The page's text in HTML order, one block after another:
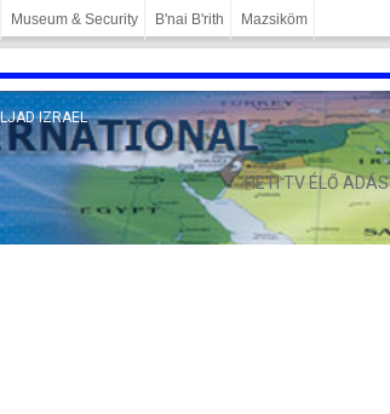
Museum & Security B'nai B'rith Mazsiköm
IZRAEL
HETI TV ÉLŐ ADÁS